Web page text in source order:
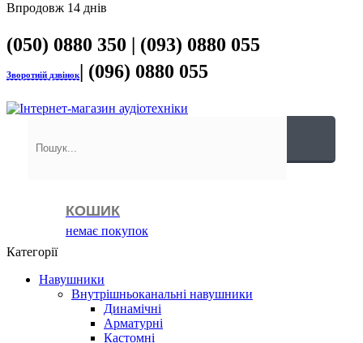
Впродовж 14 днів
(050) 0880 350 | (093) 0880 055
Зворотній дзвінок| (096) 0880 055
КОШИК
немає покупок
Категорії
Навушники
Внутрішньоканальні навушники
Динамічні
Арматурні
Кастомні